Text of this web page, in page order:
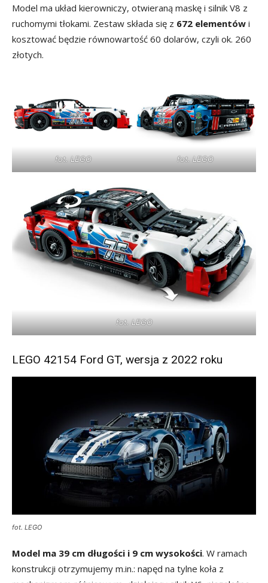
Model ma układ kierowniczy, otwieraną maskę i silnik V8 z
ruchomymi tłokami. Zestaw składa się z 672 elementów i
kosztować będzie równowartość 60 dolarów, czyli ok. 260
złotych.
fot. LEGO fot. LEGO
fot. LEGO
LEGO 42154 Ford GT, wersja z 2022 roku
fot. LEGO
Model ma 39 cm długości i 9 cm wysokości. W ramach
konstrukcji otrzymujemy m.in.: napęd na tylne koła z